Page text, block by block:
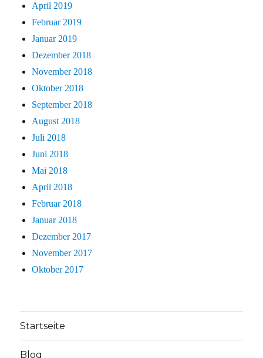
April 2019
Februar 2019
Januar 2019
Dezember 2018
November 2018
Oktober 2018
September 2018
August 2018
Juli 2018
Juni 2018
Mai 2018
April 2018
Februar 2018
Januar 2018
Dezember 2017
November 2017
Oktober 2017
Startseite
Blog